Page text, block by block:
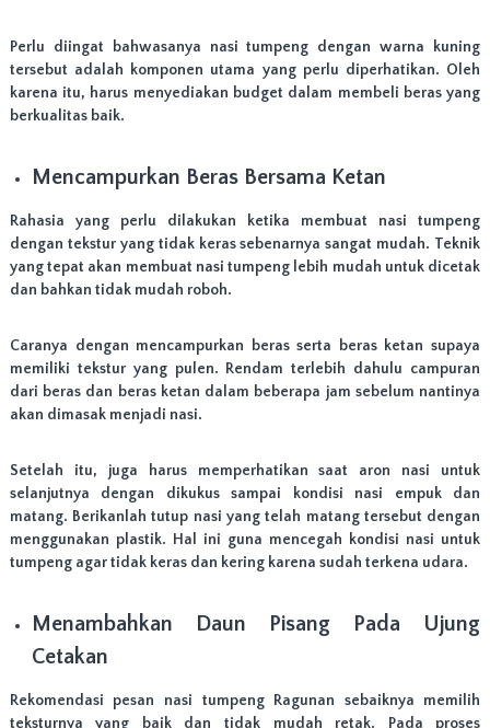
Perlu diingat bahwasanya nasi tumpeng dengan warna kuning
tersebut adalah komponen utama yang perlu diperhatikan. Oleh
karena itu, harus menyediakan budget dalam membeli beras yang
berkualitas baik.
Mencampurkan Beras Bersama Ketan
Rahasia yang perlu dilakukan ketika membuat nasi tumpeng
dengan tekstur yang tidak keras sebenarnya sangat mudah. Teknik
yang tepat akan membuat nasi tumpeng lebih mudah untuk dicetak
dan bahkan tidak mudah roboh.
Caranya dengan mencampurkan beras serta beras ketan supaya
memiliki tekstur yang pulen. Rendam terlebih dahulu campuran
dari beras dan beras ketan dalam beberapa jam sebelum nantinya
akan dimasak menjadi nasi.
Setelah itu, juga harus memperhatikan saat aron nasi untuk
selanjutnya dengan dikukus sampai kondisi nasi empuk dan
matang. Berikanlah tutup nasi yang telah matang tersebut dengan
menggunakan plastik. Hal ini guna mencegah kondisi nasi untuk
tumpeng agar tidak keras dan kering karena sudah terkena udara.
Menambahkan Daun Pisang Pada Ujung
Cetakan
Rekomendasi pesan nasi tumpeng Ragunan sebaiknya memilih
teksturnya yang baik dan tidak mudah retak. Pada proses